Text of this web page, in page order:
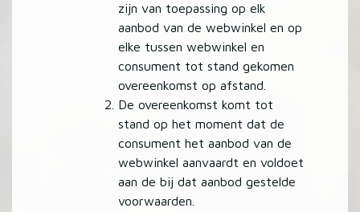
zijn van toepassing op elk
aanbod van de webwinkel en op
elke tussen webwinkel en
consument tot stand gekomen
overeenkomst op afstand.
De overeenkomst komt tot
stand op het moment dat de
consument het aanbod van de
webwinkel aanvaardt en voldoet
aan de bij dat aanbod gestelde
voorwaarden.